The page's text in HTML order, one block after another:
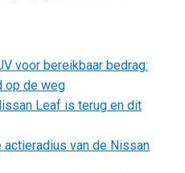
voor bereikbaar bedrag:
op de weg
Leaf is terug en dit
van de Nissan